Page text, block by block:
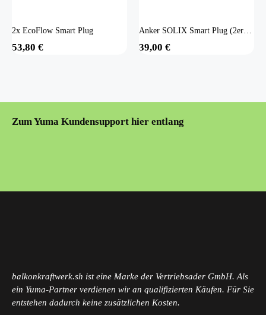
2x EcoFlow Smart Plug
53,80 € 39,00 €
Zum Yuma Kundensupport hier entlang
balkonkraftwerk.sh ist eine Marke der Vertriebsader GmbH. Als
ein Yuma-Partner verdienen wir an qualifizierten Käufen. Für Sie
entstehen dadurch keine zusätzlichen Kosten.